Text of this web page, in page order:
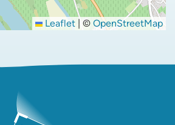
Leaflet | © OpenStreetMap